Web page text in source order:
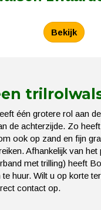
Bekijk
één grotere rol aan
de achterzijde. Zo
ook op zand en fijn
Afhankelijk van het
met trilling) heeft
huur. Wilt u op korte
contact op.